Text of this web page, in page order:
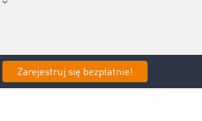
Zarejestruj się bezpłatnie!